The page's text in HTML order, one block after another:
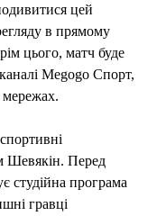
цей
в прямому
цього, матч буде
Megogo Спорт,
мережах.
Шевякін. Перед
студійна програма
гравці